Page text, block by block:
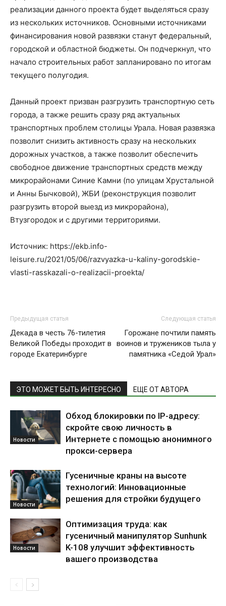
реализации данного проекта будет выделяться сразу
из нескольких источников. Основными источниками
финансирования новой развязки станут федеральный,
городской и областной бюджеты. Он подчеркнул, что
начало строительных работ запланировано по итогам
текущего полугодия.
Данный проект призван разгрузить транспортную сеть
города, а также решить сразу ряд актуальных
транспортных проблем столицы Урала. Новая развязка
позволит снизить активность сразу на нескольких
дорожных участков, а также позволит обеспечить
свободное движение транспортных средств между
микрорайонами Синие Камни (по улицам Хрустальной
и Анны Бычковой), ЖБИ (реконструкция позволит
разгрузить второй выезд из микрорайона),
Втузгородок и с другими территориями.
Источник: https://ekb.info-
leisure.ru/2021/05/06/razvyazka-u-kaliny-gorodskie-
vlasti-rasskazali-o-realizacii-proekta/
Предыдущая статья
Декада в честь 76-тилетия
Великой Победы проходит в
городе Екатеринбурге
Следующая статья
Горожане почтили память
воинов и тружеников тыла у
памятника «Седой Урал»
ЭТО МОЖЕТ БЫТЬ ИНТЕРЕСНО ЕЩЕ ОТ АВТОРА
Новости
Обход блокировки по IP-адресу:
скройте свою личность в
Интернете с помощью анонимного
прокси-сервера
Новости
Гусеничные краны на высоте
технологий: Инновационные
решения для стройки будущего
Новости
Оптимизация труда: как
гусеничный манипулятор Sunhunk
K-108 улучшит эффективность
вашего производства